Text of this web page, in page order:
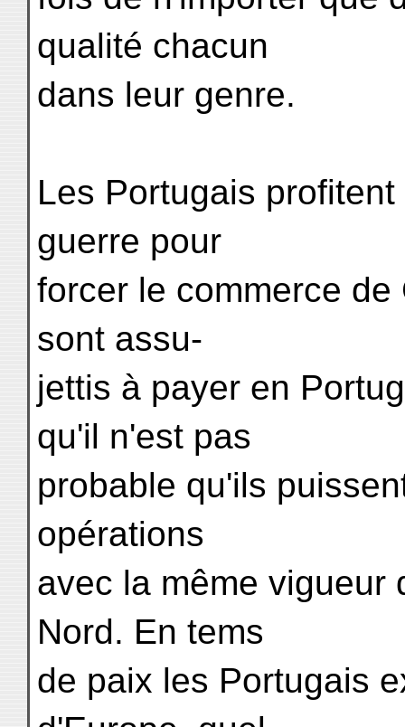
qualité chacun
dans leur genre.
Les Portugais
guerre pour
forcer le commerce
sont assu-
jettis à payer en
qu'il n'est pas
probable qu'ils
opérations
avec la même vigueur
Nord. En tems
de paix les Portugais